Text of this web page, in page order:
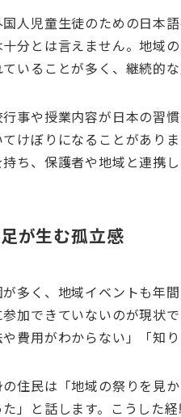
人児童生徒のための日本
分とは言えません。地域
いることが多く、継続的な
事や授業内容が日本の習
けぼりになることがあり
ち、保護者や地域と連携
が生む孤立感
多く、地域イベントも年
加できていないのが現状
費用がわからない」「知
住民は「地域の祭りを見
」と話します。こうした